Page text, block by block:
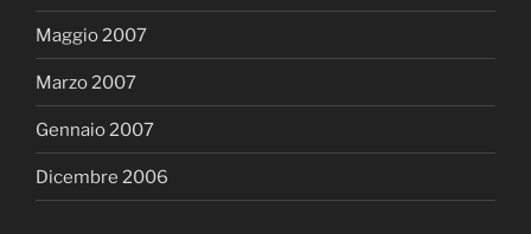
Maggio 2007
Marzo 2007
Gennaio 2007
Dicembre 2006